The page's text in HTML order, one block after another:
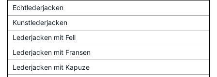
Echtlederjacken
Kunstlederjacken
Lederjacken mit Fell
Lederjacken mit Fransen
Lederjacken mit Kapuze